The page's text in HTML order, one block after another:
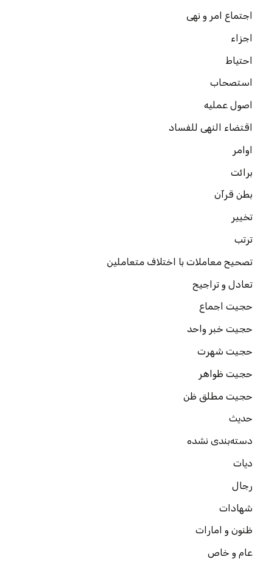
اجتماع امر و نهی
اجزاء
احتیاط
استصحاب
اصول عملیه
اقتضاء النهی للفساد
اوامر
برائت
بطن قرآن
تخییر
ترتب
تصحیح معاملات با اختلاف متعاملین
تعادل و تراجیح
حجیت اجماع
حجیت خبر واحد
حجیت شهرت
حجیت ظواهر
حجیت مطلق ظن
حدیث
دسته‌بندی نشده
دیات
رجال
شهادات
ظنون و امارات
عام و خاص